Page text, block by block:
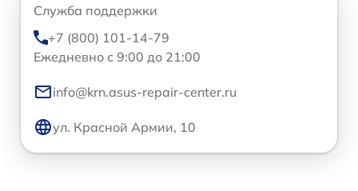
Служба поддержки
+7 (800) 101-14-79
Ежедневно с 9:00 до 21:00
info@krn.asus-repair-center.ru
ул. Красной Армии, 10